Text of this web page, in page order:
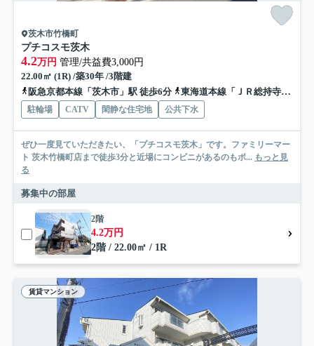
茨木市竹橋町
プチコスモ茨木
4.2万円 管理/共益費3,000円
22.00㎡ (1R) /築30年 /3階建
阪急京都本線「茨木市」駅 徒歩6分
東海道本線「ＪＲ総持寺」駅 徒歩15分
駐輪場 CATV 閑静な住宅地 公共下水
ぜひ一度見ていただきたい、「プチコスモ茨木」です。ファミリーマー
ト 茨木竹橋町店まで徒歩3分と近場にコンビニがあるのもポ... もっと見
る
募集中の部屋
2階
4.2万円
2階 / 22.00㎡ / 1R
賃貸マンション